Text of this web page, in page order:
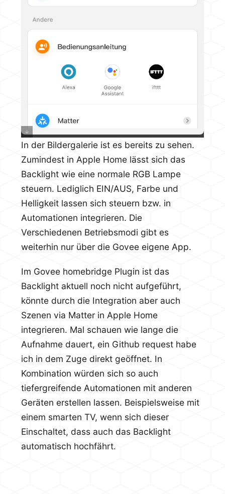
In der Bildergalerie ist es bereits zu sehen.
Zumindest in Apple Home lässt sich das
Backlight wie eine normale RGB Lampe
steuern. Lediglich EIN/AUS, Farbe und
Helligkeit lassen sich steuern bzw. in
Automationen integrieren. Die
Verschiedenen Betriebsmodi gibt es
weiterhin nur über die Govee eigene App.
Im Govee homebridge Plugin ist das
Backlight aktuell noch nicht aufgeführt,
könnte durch die Integration aber auch
Szenen via Matter in Apple Home
integrieren. Mal schauen wie lange die
Aufnahme dauert, ein Github request habe
ich in dem Zuge direkt geöffnet. In
Kombination würden sich so auch
tiefergreifende Automationen mit anderen
Geräten erstellen lassen. Beispielsweise mit
einem smarten TV, wenn sich dieser
Einschaltet, dass auch das Backlight
automatisch hochfährt.